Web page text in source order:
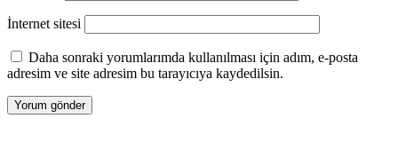
İnternet sitesi
Daha sonraki yorumlarımda kullanılması için adım, e-posta
adresim ve site adresim bu tarayıcıya kaydedilsin.